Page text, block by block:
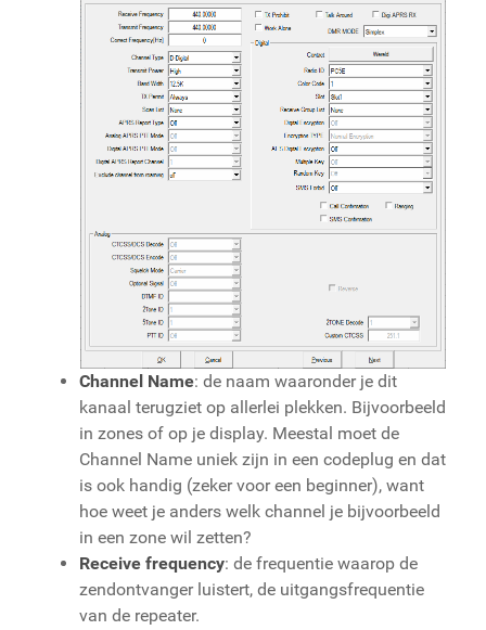
Channel Name: de naam waaronder je dit
kanaal terugziet op allerlei plekken. Bijvoorbeeld
in zones of op je display. Meestal moet de
Channel Name uniek zijn in een codeplug en dat
is ook handig (zeker voor een beginner), want
hoe weet je anders welk channel je bijvoorbeeld
in een zone wil zetten?
Receive frequency: de frequentie waarop de
zendontvanger luistert, de uitgangsfrequentie
van de repeater.